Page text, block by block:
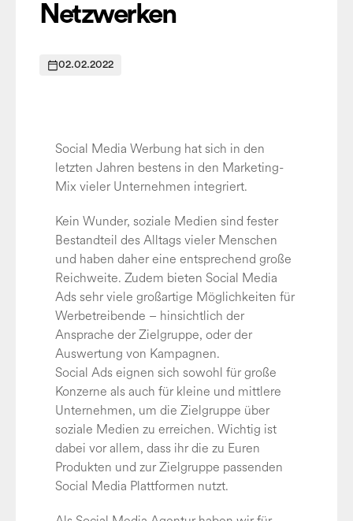
Netzwerken
02.02.2022
Social Media Werbung hat sich in den
letzten Jahren bestens in den Marketing-
Mix vieler Unternehmen integriert.
Kein Wunder, soziale Medien sind fester
Bestandteil des Alltags vieler Menschen
und haben daher eine entsprechend große
Reichweite. Zudem bieten Social Media
Ads sehr viele großartige Möglichkeiten für
Werbetreibende – hinsichtlich der
Ansprache der Zielgruppe, oder der
Auswertung von Kampagnen.
Social Ads eignen sich sowohl für große
Konzerne als auch für kleine und mittlere
Unternehmen, um die Zielgruppe über
soziale Medien zu erreichen. Wichtig ist
dabei vor allem, dass ihr die zu Euren
Produkten und zur Zielgruppe passenden
Social Media Plattformen nutzt.